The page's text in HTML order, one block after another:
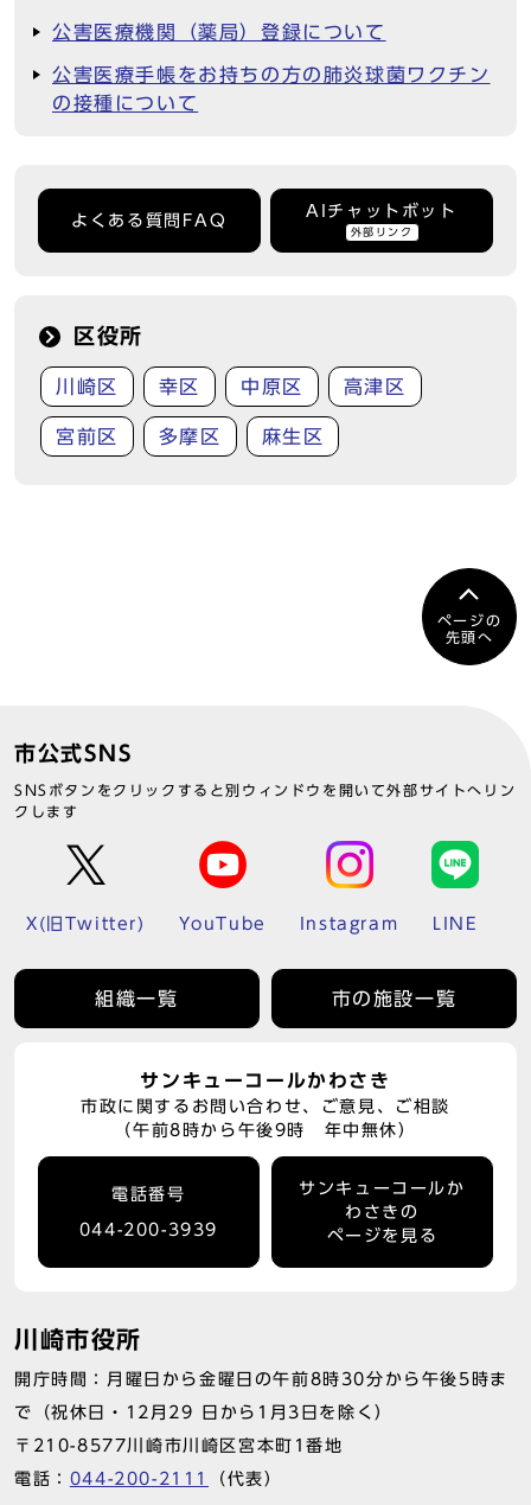
公害医療機関（薬局）登録について
公害医療手帳をお持ちの方の肺炎球菌ワクチン
の接種について
よくある質問FAQ
AIチャットボット
外部リンク
区役所
川崎区 幸区 中原区 高津区
宮前区 多摩区 麻生区
ページの
先頭へ
市公式SNS
SNSボタンをクリックすると別ウィンドウを開いて外部サイトへリン
クします
X(旧Twitter) YouTube Instagram LINE
組織一覧 市の施設一覧
サンキューコールかわさき
市政に関するお問い合わせ、ご意見、ご相談
（午前8時から午後9時 年中無休）
電話番号
044-200-3939
サンキューコールか
わさきの
ページを見る
川崎市役所
開庁時間：月曜日から金曜日の午前8時30分から午後5時ま
で（祝休日・12月29 日から1月3日を除く）
〒210-8577川崎市川崎区宮本町1番地
電話： 044-200-2111 （代表）